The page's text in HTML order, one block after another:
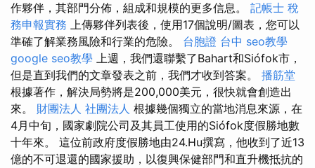
作夥伴，其部門分佈，組成和規模的更多信息。 記帳士 稅
務申報實務 上傳夥伴列表後，使用17個說明/圖表，您可以
準確了解業務風險和行業的危險。 台胞證 台中 seo教學
google seo教學 上週，我們還聯繫了Bahart和Siófok市，
但是直到我們的文章發表之前，我們才收到答案。 播筋堂
根據著作，解決局勢將是200,000美元，很快就會創造出
來。 財團法人 社團法人 根據幾個獨立的當地消息來源，在
4月中旬，國家劇院公司及其員工使用的Siófok度假勝地數
十年來。 這位前政府度假勝地由24.Hu撰寫，他收到了近13
億的不可退還的國家援助，以復興保健部門和直升機抵抗的